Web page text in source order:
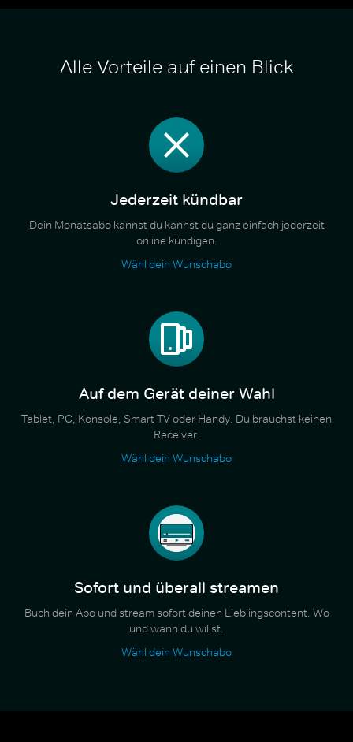
Alle Vorteile auf einen Blick
Jederzeit kündbar
Dein Monatsabo kannst du kannst du ganz einfach jederzeit
online kündigen.
Wähl dein Wunschabo
Auf dem Gerät deiner Wahl
Tablet, PC, Konsole, Smart TV oder Handy. Du brauchst keinen
Receiver.
Wähl dein Wunschabo
Sofort und überall streamen
Buch dein Abo und stream sofort deinen Lieblingscontent. Wo
und wann du willst.
Wähl dein Wunschabo